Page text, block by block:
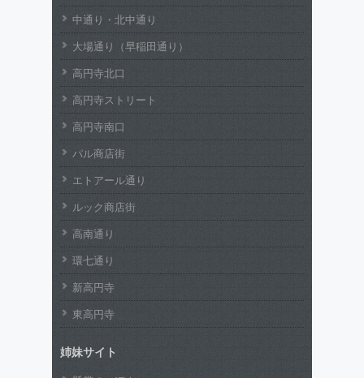
中通り・北中通り
大場通り（早稲田通り）
高円寺北口
高円寺ストリート
高円寺南口
パル商店街
エトアール通り
ルック商店街
高南通り
環七通り
新高円寺
東高円寺
姉妹サイト